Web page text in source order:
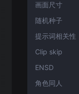
画面尺寸
随机种子
提示词相关性
Clip skip
ENSD
角色同人